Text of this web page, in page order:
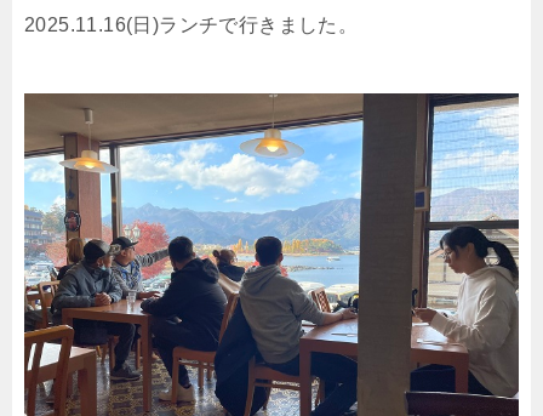
2025.11.16(日)ランチで行きました。